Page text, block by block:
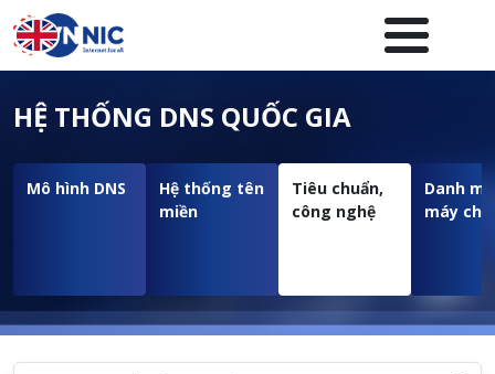
Nhảy đến nội dung
Menuheader của website
HỆ THỐNG DNS QUỐC GIA
Mô hình DNS
Hệ thống tên
miền
Tiêu chuẩn,
công nghệ
Danh
máy chủ